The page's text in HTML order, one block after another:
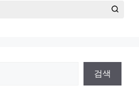
검색